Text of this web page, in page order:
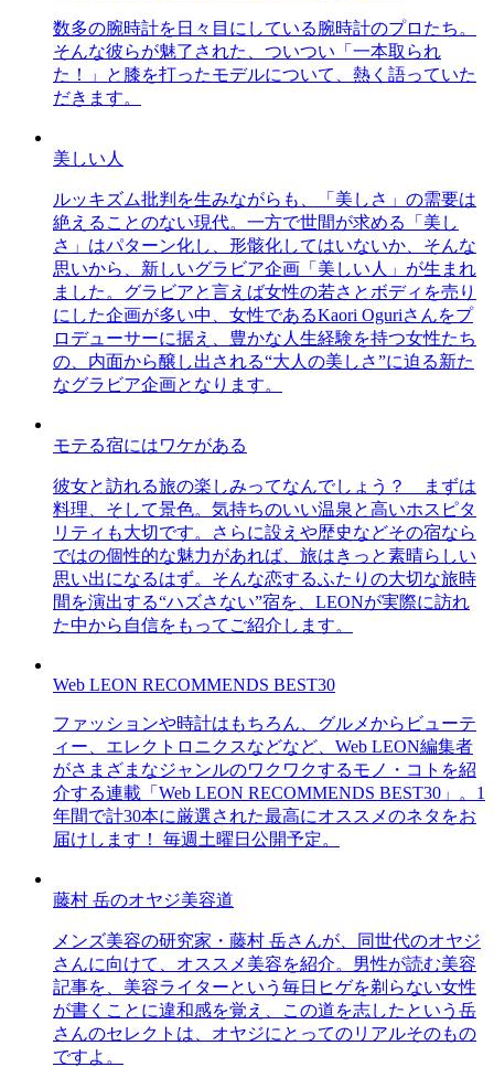
数多の腕時計を日々目にしている腕時計のプロたち。
そんな彼らが魅了された、ついつい「一本取られ
た！」と膝を打ったモデルについて、熱く語っていた
だきます。
美しい人
ルッキズム批判を生みながらも、「美しさ」の需要は
絶えることのない現代。一方で世間が求める「美し
さ」はパターン化し、形骸化してはいないか、そんな
思いから、新しいグラビア企画「美しい人」が生まれ
ました。グラビアと言えば女性の若さとボディを売り
にした企画が多い中、女性であるKaori Oguriさんをプ
ロデューサーに据え、豊かな人生経験を持つ女性たち
の、内面から醸し出される“大人の美しさ”に迫る新た
なグラビア企画となります。
モテる宿にはワケがある
彼女と訪れる旅の楽しみってなんでしょう？ まずは
料理、そして景色。気持ちのいい温泉と高いホスピタ
リティも大切です。さらに設えや歴史などその宿なら
ではの個性的な魅力があれば、旅はきっと素晴らしい
思い出になるはず。そんな恋するふたりの大切な旅時
間を演出する“ハズさない”宿を、LEONが実際に訪れ
た中から自信をもってご紹介します。
Web LEON RECOMMENDS BEST30
ファッションや時計はもちろん、グルメからビューテ
ィー、エレクトロニクスなどなど、Web LEON編集者
がさまざまなジャンルのワクワクするモノ・コトを紹
介する連載「Web LEON RECOMMENDS BEST30」。1
年間で計30本に厳選された最高にオススメのネタをお
届けします！ 毎週土曜日公開予定。
藤村 岳のオヤジ美容道
メンズ美容の研究家・藤村 岳さんが、同世代のオヤジ
さんに向けて、オススメ美容を紹介。男性が読む美容
記事を、美容ライターという毎日ヒゲを剃らない女性
が書くことに違和感を覚え、この道を志したという岳
さんのセレクトは、オヤジにとってのリアルそのもの
ですよ。